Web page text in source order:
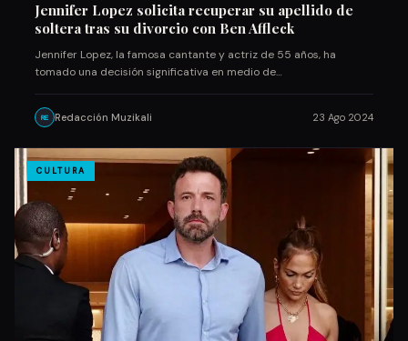
Jennifer Lopez solicita recuperar su apellido de
soltera tras su divorcio con Ben Affleck
Jennifer Lopez, la famosa cantante y actriz de 55 años, ha
tomado una decisión significativa en medio de…
RE Redacción Muzikali 23 Ago 2024
CULTURA